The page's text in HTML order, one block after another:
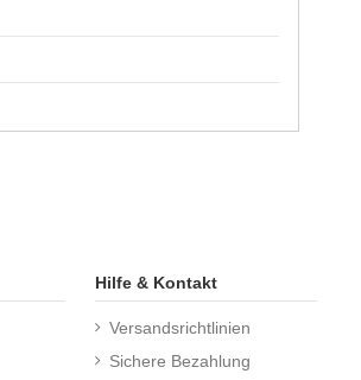
Hilfe & Kontakt
Versandsrichtlinien
Sichere Bezahlung